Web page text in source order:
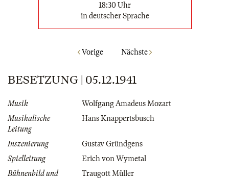
18:30 Uhr
in deutscher Sprache
Vorige Nächste
BESETZUNG | 05.12.1941
Musik
Wolfgang Amadeus Mozart
Musikalische
Leitung
Hans Knappertsbusch
Inszenierung
Gustav Gründgens
Spielleitung
Erich von Wymetal
Bühnenbild und
Traugott Müller